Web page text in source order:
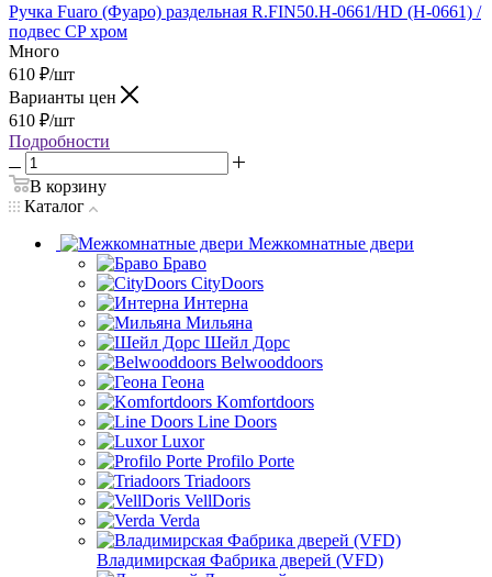
Ручка Fuaro (Фуаро) раздельная R.FIN50.H-0661/HD (H-0661) /
подвес CP хром
Много
610 ₽/шт
Варианты цен
610 ₽/шт
Подробности
В корзину
Каталог
Межкомнатные двери
Браво
CityDoors
Интерна
Мильяна
Шейл Дорс
Belwooddoors
Геона
Komfortdoors
Line Doors
Luxor
Profilo Porte
Triadoors
VellDoris
Verda
Владимирская Фабрика дверей (VFD)